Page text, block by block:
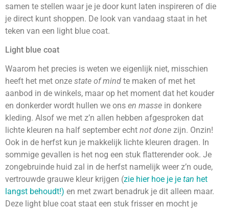
samen te stellen waar je je door kunt laten inspireren of die
je direct kunt shoppen. De look van vandaag staat in het
teken van een light blue coat.
Light blue coat
Waarom het precies is weten we eigenlijk niet, misschien
heeft het met onze state of mind te maken of met het
aanbod in de winkels, maar op het moment dat het kouder
en donkerder wordt hullen we ons en masse in donkere
kleding. Alsof we met z’n allen hebben afgesproken dat
lichte kleuren na half september echt not done zijn. Onzin!
Ook in de herfst kun je makkelijk lichte kleuren dragen. In
sommige gevallen is het nog een stuk flatterender ook. Je
zongebruinde huid zal in de herfst namelijk weer z’n oude,
vertrouwde grauwe kleur krijgen (zie hier hoe je je tan het
langst behoudt!) en met zwart benadruk je dit alleen maar.
Deze light blue coat staat een stuk frisser en mocht je